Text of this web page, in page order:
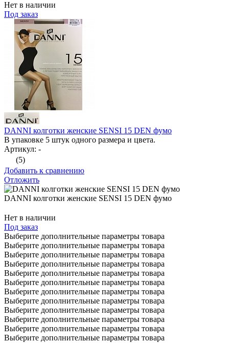
Нет в наличии
Под заказ
DANNI колготки женские SENSI 15 DEN фумо
В упаковке 5 штук одного размера и цвета.
Артикул: -
(5)
Добавить к сравнению
Отложить
DANNI колготки женские SENSI 15 DEN фумо
Нет в наличии
Под заказ
Выберите дополнительные параметры товара
Выберите дополнительные параметры товара
Выберите дополнительные параметры товара
Выберите дополнительные параметры товара
Выберите дополнительные параметры товара
Выберите дополнительные параметры товара
Выберите дополнительные параметры товара
Выберите дополнительные параметры товара
Выберите дополнительные параметры товара
Выберите дополнительные параметры товара
Выберите дополнительные параметры товара
Выберите дополнительные параметры товара